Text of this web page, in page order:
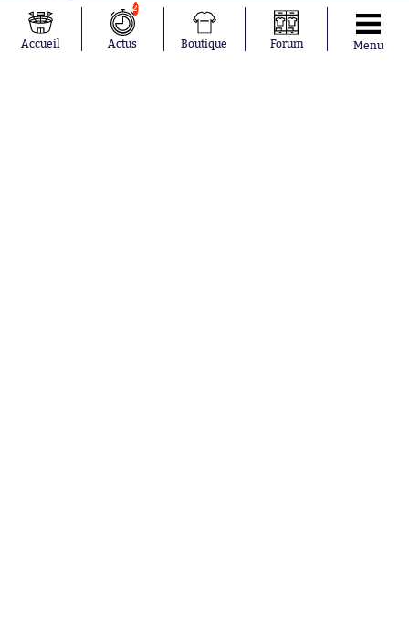
Moussa
Niakhaté
Nicolás
Tagliafico
Real Madrid
RC Strasbourg
AC Milan
France
Accueil
2
Actus Boutique Forum Menu